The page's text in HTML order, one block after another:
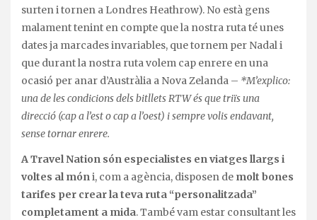
surten i tornen a Londres Heathrow). No està gens
malament tenint en compte que la nostra ruta té unes
dates ja marcades invariables, que tornem per Nadal i
que durant la nostra ruta volem cap enrere en una
ocasió per anar d’Austràlia a Nova Zelanda – *M’explico:
una de les condicions dels bitllets RTW és que triïs una
direcció (cap a l’est o cap a l’oest) i sempre volis endavant,
sense tornar enrere.
A Travel Nation són especialistes en viatges llargs i
voltes al móni, com a agència, disposen de molt bones
tarifes per crear la teva ruta “personalitzada”
completament a mida. També vam estar consultant les